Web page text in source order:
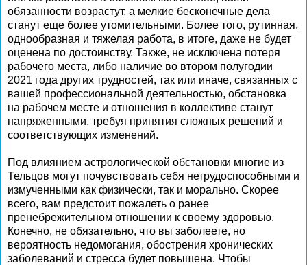
обязанности возрастут, а мелкие бесконечные дела
станут еще более утомительными. Более того, рутинная,
однообразная и тяжелая работа, в итоге, даже не будет
оценена по достоинству. Также, не исключена потеря
рабочего места, либо наличие во втором полугодии
2021 года других трудностей, так или иначе, связанных с
вашей профессиональной деятельностью, обстановка
на рабочем месте и отношения в коллективе станут
напряженными, требуя принятия сложных решений и
соответствующих изменений.
Под влиянием астрологической обстановки многие из
Тельцов могут почувствовать себя нетрудоспособными и
измученными как физически, так и морально. Скорее
всего, вам предстоит пожалеть о ранее
пренебрежительном отношении к своему здоровью.
Конечно, не обязательно, что вы заболеете, но
вероятность недомогания, обострения хронических
заболеваний и стресса будет повышена. Чтобы